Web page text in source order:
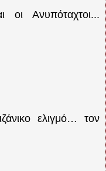
οι Ανυπόταχτοι...
ελιγμό… τον